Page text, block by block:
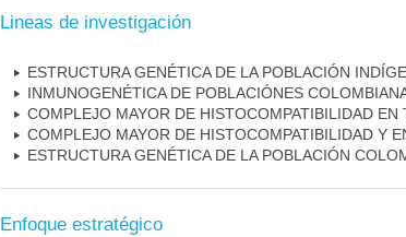
Lineas de investigación
ESTRUCTURA GENÉTICA DE LA POBLACIÓN
INMUNOGENÉTICA DE POBLACIÓNES
COMPLEJO MAYOR DE HISTOCOMPATIBILIDAD EN
COMPLEJO MAYOR DE HISTOCOMPATIBILIDAD Y
ESTRUCTURA GENÉTICA DE LA POBLACIÓN
Enfoque estratégico